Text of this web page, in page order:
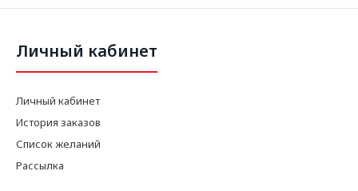
Личный кабинет
Личный кабинет
История заказов
Список желаний
Рассылка